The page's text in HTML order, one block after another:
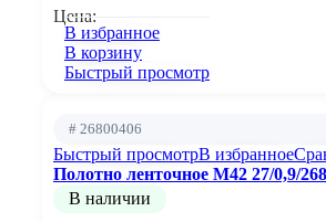
Цена:
В избранное
В корзину
Быстрый просмотр
# 26800406
Быстрый просмотрВ избранное
Полотно ленточное М42 27/0,9/
В наличии